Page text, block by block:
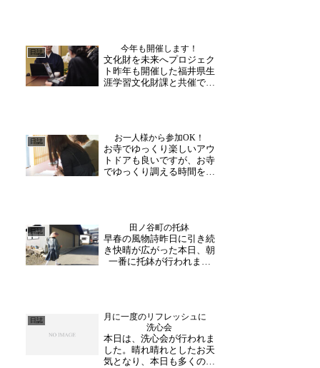
ないけれど、秋ですね」豊
かな自然に囲まれた大安禅
寺で、移りゆく季節もお
楽...
日誌 今年も開催します！
文化財を未来へプロジェク
ト昨年も開催した福井県生
涯学習文化財課と共催で行
ました。先日、主軸となっ
て企画運営を担当する
OneartCの皆様と打ち合わ...
日誌 お一人様から参加OK！
お寺でゆっくり楽しいアウ
トドアも良いですが、お寺
でゆっくり調える時間をす
いています。道具は全て用
意してますので手ぶらで
OK。職員による説明もあり
ま...
日誌 田ノ谷町の托鉢
早春の風物詩昨日に引き続
き快晴が広がった本日、朝
一番に托鉢が行われまし
の声や鈴の音を耳にすると
表に出て声をかけて下さっ
ていました。例年のこの時
期に...
日誌
月に一度のリフレッシュに
洗心会
本日は、洗心会が行われま
した。晴れ晴れとしたお天
気となり、本日も多くの方